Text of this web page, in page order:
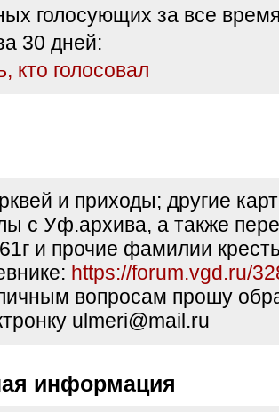
голосующих за все
30 дней:
кто голосовал
и приходы; другие
с Уф.архива, а также
и прочие фамилии
https://forum.vgd.ru/
вопросам прошу
ulmeri@mail.ru
информация